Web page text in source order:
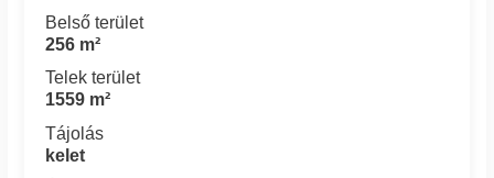
Belső terület
256 m²
Telek terület
1559 m²
Tájolás
kelet